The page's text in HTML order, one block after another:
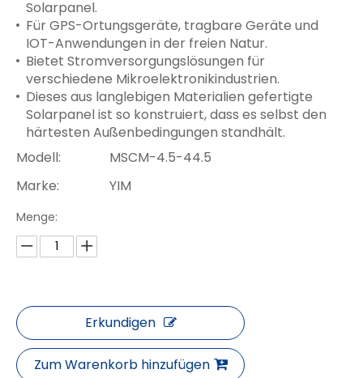
Solarpanel.
Für GPS-Ortungsgeräte, tragbare Geräte und
IOT-Anwendungen in der freien Natur.
Bietet Stromversorgungslösungen für
verschiedene Mikroelektronikindustrien.
Dieses aus langlebigen Materialien gefertigte
Solarpanel ist so konstruiert, dass es selbst den
härtesten Außenbedingungen standhält.
Modell:
MSCM-4.5-44.5
Marke:
YIM
Menge:
Erkundigen
Zum Warenkorb hinzufügen